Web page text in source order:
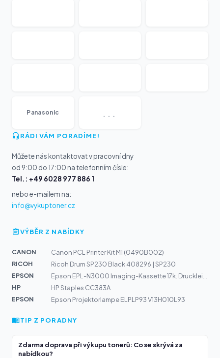
Panasonic ...
RÁDI VÁM PORADÍME!
Můžete nás kontaktovat v pracovní dny
od 9:00 do 17:00 na telefonním čísle:
Tel.: +49 6028 977 886 1
nebo e-mailem na:
info@vykuptoner.cz
VÝBĚR Z NABÍDKY
CANON
Canon PCL Printer Kit M1 (0490B002)
RICOH
Ricoh Drum SP230 Black 408296 | SP230
EPSON
HP
HP Staples CC383A
EPSON
Epson Projektorlampe ELPLP93 V13H010L93
TIP Z PORADNY
Zdarma doprava při výkupu tonerů: Co se skrývá za
nabídkou?